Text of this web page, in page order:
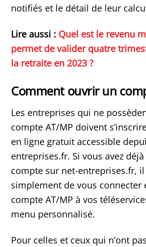
notifiés et le détail de leur
Lire aussi : Quel est le revenu
permet de valider quatre
la retraite en 2023 ?
Comment ouvrir un
Les entreprises qui ne
compte AT/MP doivent
en ligne gratuit accessible
entreprises.fr. Si vous avez
compte sur net-entreprises.fr,
simplement de vous connecter
compte AT/MP à vos
menu personnalisé.
Pour celles et ceux qui n’ont